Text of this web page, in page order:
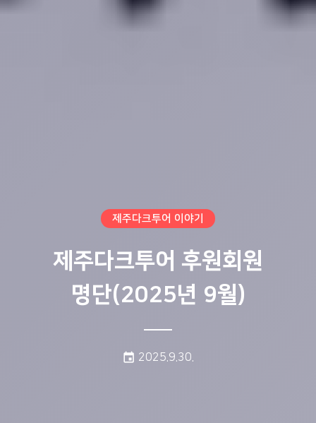
제주다크투어 이야기
제주다크투어 후원회원
명단(2025년 9월)
event 게시일:
2025.9.30.